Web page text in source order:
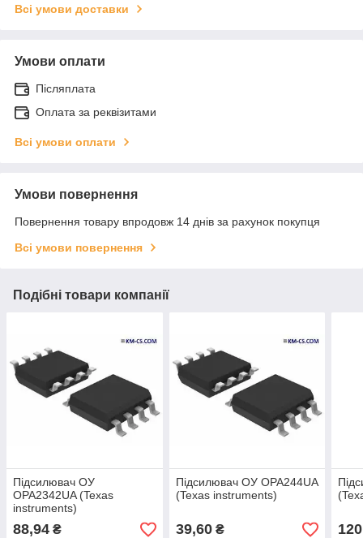
Всі умови доставки
Умови оплати
Післяплата
Оплата за реквізитами
Всі умови оплати
Умови повернення
Повернення товару впродовж 14 днів за рахунок покупця
Всі умови повернення
Подібні товари компанії
Підсилювач ОУ
OPA2342UA (Texas
instruments)
88,94 ₴
Підсилювач ОУ OPA244UA
(Texas instruments)
39,60₴ 120